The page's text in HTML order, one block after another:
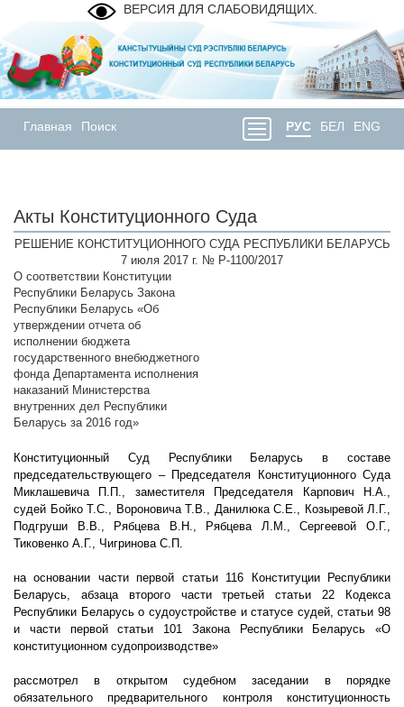
ВЕРСИЯ ДЛЯ СЛАБОВИДЯЩИХ.
Главная Поиск РУС БЕЛ ENG
Акты Конституционного Суда
РЕШЕНИЕ КОНСТИТУЦИОННОГО СУДА РЕСПУБЛИКИ БЕЛАРУСЬ
7 июля 2017 г. № Р-1100/2017
О соответствии Конституции
Республики Беларусь Закона
Республики Беларусь «Об
утверждении отчета об
исполнении бюджета
государственного внебюджетного
фонда Департамента исполнения
наказаний Министерства
внутренних дел Республики
Беларусь за 2016 год»
Конституционный Суд Республики Беларусь в составе
председательствующего – Председателя Конституционного Суда
Миклашевича П.П., заместителя Председателя Карпович Н.А.,
судей Бойко Т.С., Вороновича Т.В., Данилюка С.Е., Козыревой Л.Г.,
Подгруши В.В., Рябцева В.Н., Рябцева Л.М., Сергеевой О.Г.,
Тиковенко А.Г., Чигринова С.П.
на основании части первой статьи 116 Конституции Республики
Беларусь, абзаца второго части третьей статьи 22 Кодекса
Республики Беларусь о судоустройстве и статусе судей, статьи 98
и части первой статьи 101 Закона Республики Беларусь «О
конституционном судопроизводстве»
рассмотрел в открытом судебном заседании в порядке
обязательного предварительного контроля конституционность